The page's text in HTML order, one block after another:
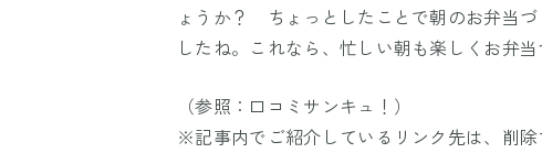
ょうか？ ちょっとしたことで朝のお弁当
したね。これなら、忙しい朝も楽しくお弁
（参照： 口コミサンキュ！ ）
※記事内でご紹介しているリンク先は、削